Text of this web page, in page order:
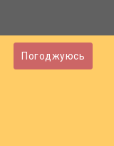
Погоджуюсь